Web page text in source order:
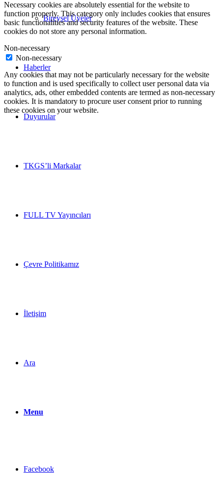
Bireysel Üyeler
Haberler
Duyurular
TKGS’li Markalar
FULL TV Yayıncıları
Çevre Politikamız
İletişim
Ara
Menu
Facebook
Necessary cookies are absolutely essential for the website to
function properly. This category only includes cookies that ensures
basic functionalities and security features of the website. These
cookies do not store any personal information.
Non-necessary
Non-necessary
Any cookies that may not be particularly necessary for the website
to function and is used specifically to collect user personal data via
analytics, ads, other embedded contents are termed as non-necessary
cookies. It is mandatory to procure user consent prior to running
these cookies on your website.